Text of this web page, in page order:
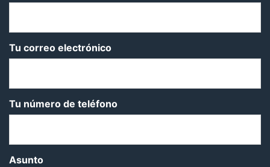
Tu correo electrónico
Tu número de teléfono
Asunto